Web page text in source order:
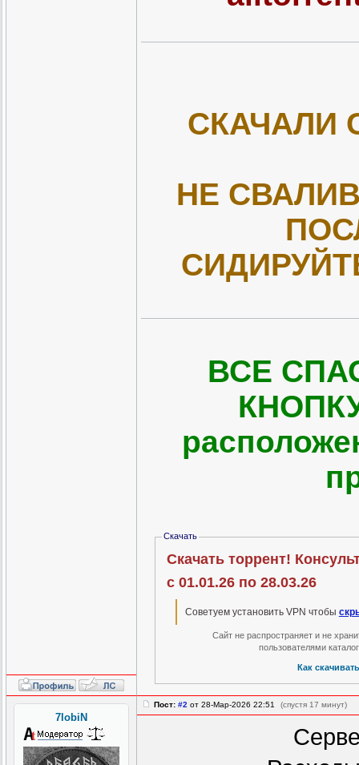
СКАЧАЛИ
НЕ
ВСЕ
Скачать
Скачать торрент!
с 01.01.26 по 28.03.26
Советуем установить VPN чтобы
Сайт не распространяет и не
пользователями
Как
7lobiN
Пост: #2 от 28-Мар-2026 22:51 (спустя 17 минут)